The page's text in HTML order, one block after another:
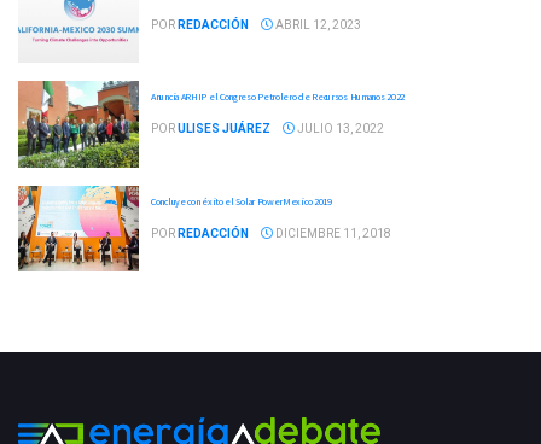
POR REDACCIÓN ABRIL 12, 2023
Anuncia ARHIP el Congreso Petrolero de Recursos Humanos 2022
PORULISES JUÁREZ JULIO 13, 2022
Concluye con éxito el Solar PowerMexico 2019
POR REDACCIÓN DICIEMBRE 11, 2018